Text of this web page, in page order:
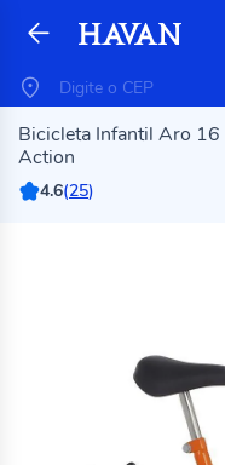
Bicicleta Infantil Aro 16
Action
4.6(25)